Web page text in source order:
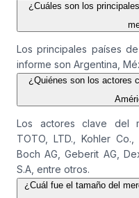
¿Cuáles son los
Los principales países
informe son Argentina,
¿Quiénes son los actores
Los actores clave del
TOTO, LTD., Kohler
Boch AG, Geberit AG,
S.A, entre otros.
¿Cuál fue el tamaño del